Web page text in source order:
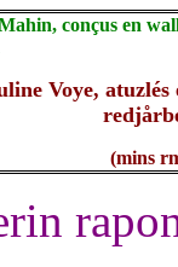
conçus en
Voye, atuzlés
(mins